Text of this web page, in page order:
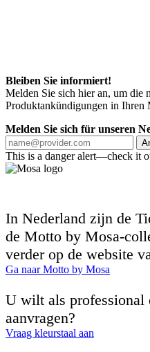
Bleiben Sie informiert!
Melden Sie sich hier an, um die
Produktankündigungen in Ihren
Melden Sie sich für unseren
This is a danger alert—check it
In Nederland zijn de
de Motto by Mosa-
verder op de website
Ga naar Motto by Mosa
U wilt als professional
aanvragen?
Vraag kleurstaal aan